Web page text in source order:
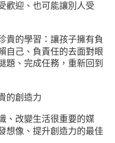
歡迎、也可能讓別人受
貴的學習：讓孩子擁有負
己、負責任的去面對眼
題、完成任務，重新回到
的創造力
、改變生活很重要的媒
想像、提升創造力的最佳